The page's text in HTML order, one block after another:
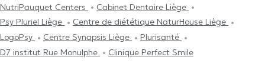
NutriPauquet Centers
Cabinet Dentaire Liège
Psy Pluriel Liège
Centre de diététique NaturHouse Liège
LogoPsy
Centre Synapsis Liège
Plurisanté
D7 institut Rue Monulphe
Clinique Perfect Smile